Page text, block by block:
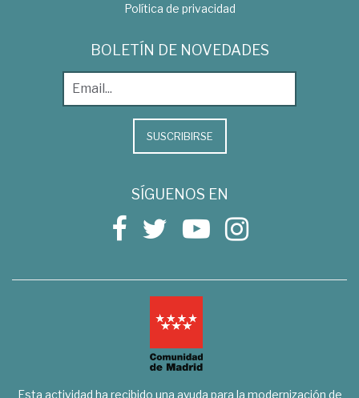
Política de privacidad
BOLETÍN DE NOVEDADES
SUSCRIBIRSE
SÍGUENOS EN
Esta actividad ha recibido una ayuda para la modernización de